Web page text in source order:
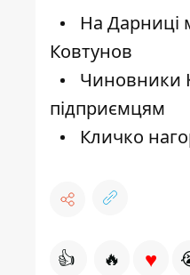
На Дарниці
Ковтунов
Чиновники
підприємцям
Кличко
👍 🔥 ♥